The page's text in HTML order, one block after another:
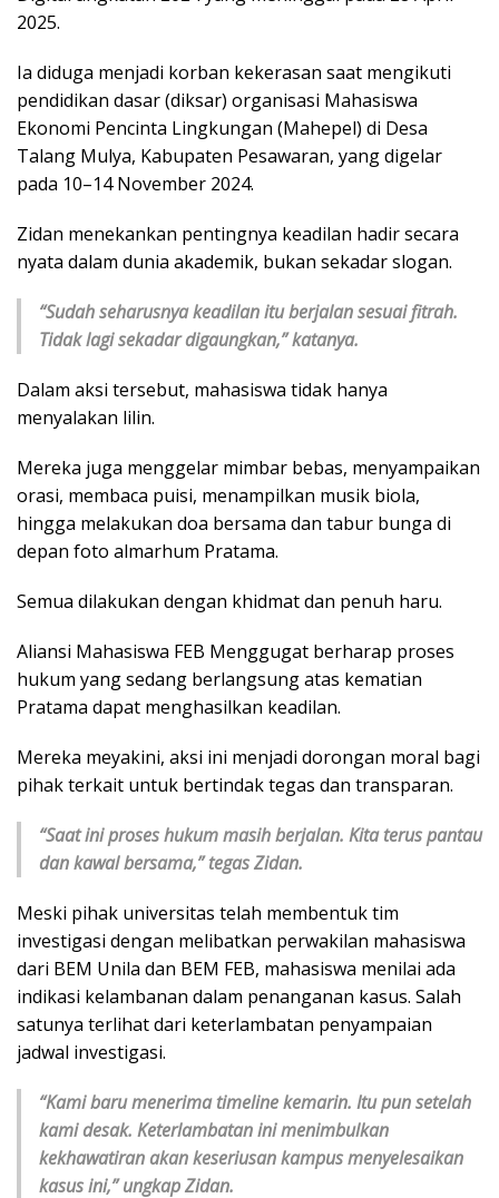
2025.
Ia diduga menjadi korban kekerasan saat mengikuti
pendidikan dasar (diksar) organisasi Mahasiswa
Ekonomi Pencinta Lingkungan (Mahepel) di Desa
Talang Mulya, Kabupaten Pesawaran, yang digelar
pada 10–14 November 2024.
Zidan menekankan pentingnya keadilan hadir secara
nyata dalam dunia akademik, bukan sekadar slogan.
“Sudah seharusnya keadilan itu berjalan sesuai fitrah.
Tidak lagi sekadar digaungkan,” katanya.
Dalam aksi tersebut, mahasiswa tidak hanya
menyalakan lilin.
Mereka juga menggelar mimbar bebas, menyampaikan
orasi, membaca puisi, menampilkan musik biola,
hingga melakukan doa bersama dan tabur bunga di
depan foto almarhum Pratama.
Semua dilakukan dengan khidmat dan penuh haru.
Aliansi Mahasiswa FEB Menggugat berharap proses
hukum yang sedang berlangsung atas kematian
Pratama dapat menghasilkan keadilan.
Mereka meyakini, aksi ini menjadi dorongan moral bagi
pihak terkait untuk bertindak tegas dan transparan.
“Saat ini proses hukum masih berjalan. Kita terus pantau
dan kawal bersama,” tegas Zidan.
Meski pihak universitas telah membentuk tim
investigasi dengan melibatkan perwakilan mahasiswa
dari BEM Unila dan BEM FEB, mahasiswa menilai ada
indikasi kelambanan dalam penanganan kasus. Salah
satunya terlihat dari keterlambatan penyampaian
jadwal investigasi.
“Kami baru menerima timeline kemarin. Itu pun setelah
kami desak. Keterlambatan ini menimbulkan
kekhawatiran akan keseriusan kampus menyelesaikan
kasus ini,” ungkap Zidan.